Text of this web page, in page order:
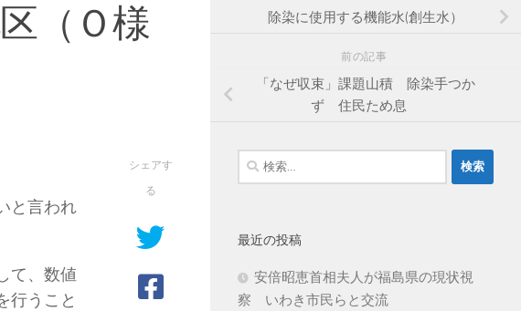
（Ｏ様
と言われ
て、数値
行うこと
シェアす
る
除染に使用する機能水(創生水）
前の記事
「なぜ収束」課題山積 除染手つか
ず 住民ため息
検
索:
最近の投稿
安倍昭恵首相夫人が福島県の現状視
察 いわき市民らと交流